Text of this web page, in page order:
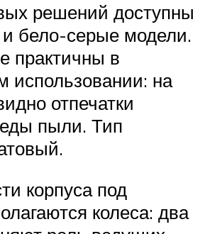
решений доступны
бело-серые модели.
практичны в
использовании: на
отпечатки
пыли. Тип
корпуса под
колеса: два